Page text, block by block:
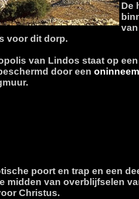
De
voor dit dorp.
van Lindos staat op
door een
poort en trap en een
midden van overblijfselen
Christus.